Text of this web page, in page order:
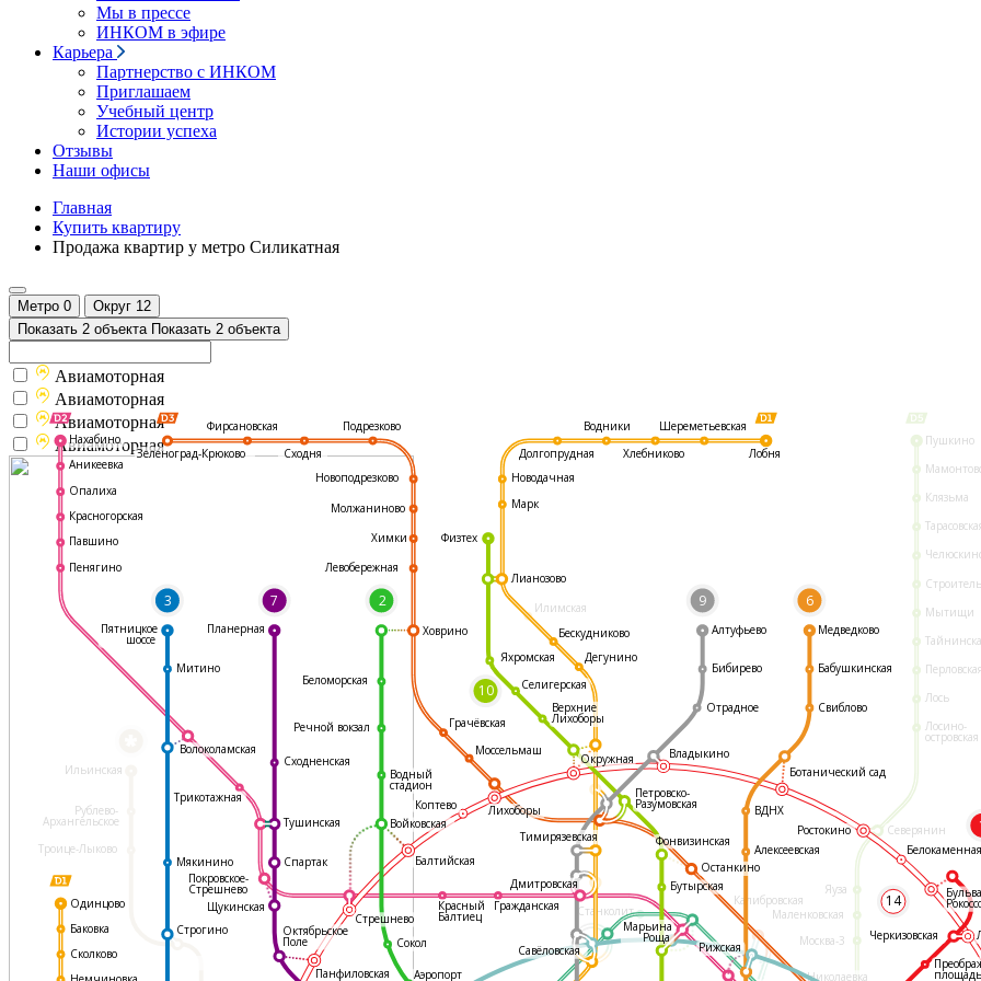
Мы в прессе
ИНКОМ в эфире
Карьера
Партнерство с ИНКОМ
Приглашаем
Учебный центр
Истории успеха
Отзывы
Наши офисы
Главная
Купить квартиру
Продажа квартир у метро Силикатная
Метро 0 Округ 12
Показать 2 объекта Показать 2 объекта
Илимская
Пушкино
Клязьма
Мытищи
Лось
Лосино-
островская
Северянин
Яуза
Маленковская
Москва-3
Николаевка
Ильинская
Рублево-
Архангельское
Троице-Лыково
Калибровская
Станколит
3 7
14
2 9 6
10
Фирсановская
Сходня
Подрезково
Новоподрезково
Молжаниново
Химки
Левобережная
Ховрино
Грачёвская
Моссельмаш
Останкино
Медведково
Бабушкинская
Свиблово
ВДНХ
Алексеевская
Рижская
Аэропорт
Сокол
Красный
Балтиец
Гражданская
Дмитровская
Коптево Лихоборы
Балтийская
Войковская
Водный
стадион
Сходненская
Трикотажная
Волоколамская
Тушинская
Мякинино
Строгино
Митино
Нахабино
Аникеевка
Опалиха
Красногорская
Павшино
Пенягино
Одинцово
Баковка
Сколково
Пятницкое
шоссе
Планерная
Спартак
Стрешнево
Щукинская
Октябрьское
Поле
Панфиловская
Окружная
Дегунино
Бескудниково
Верхние
Лихоборы
Селигерская
Физтех
Яхромская
Марк
Лианозово
Новодачная
Речной вокзал
Беломорская
Долгопрудная
Водники
Хлебниково
Шереметьевская
Лобня
Тимирязевская
Марьина
Роща
Савёловская
Фонвизинская
Бутырская
Петровско-
Разумовская
Покровское-
Стрешнево
Бибирево
Отрадное
Владыкино
Ботанический сад
Алтуфьево
Ростокино
Черкизовская
площадь
Зеленоград-Крюково
Авиамоторная
Авиамоторная
Авиамоторная
Авиамоторная